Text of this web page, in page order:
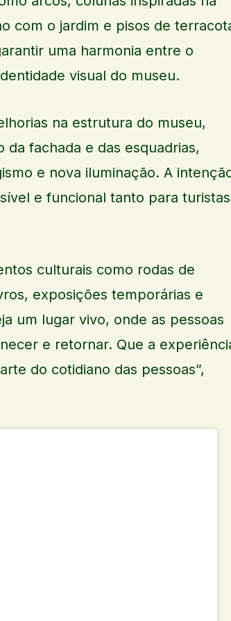
com o jardim e pisos de
uma harmonia entre o
visual do museu.
na estrutura do museu,
fachada e das esquadrias,
e nova iluminação. A
e funcional tanto para turistas
culturais como rodas de
exposições temporárias e
um lugar vivo, onde as pessoas
e retornar. Que a
do cotidiano das pessoas”,